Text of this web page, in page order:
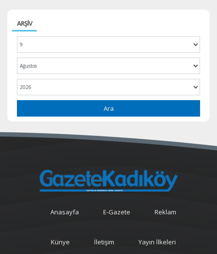
ARŞİV
Ara
Anasayfa E-Gazete Reklam
Künye İletişim Yayın İlkeleri